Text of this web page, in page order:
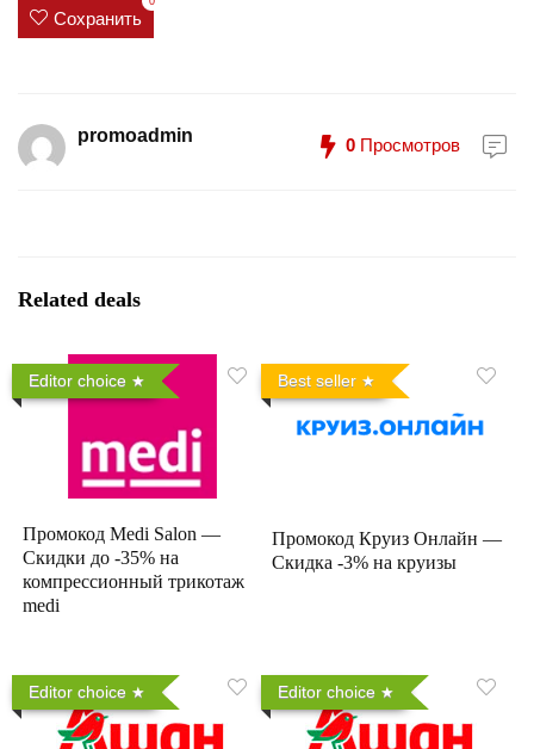
Сохранить
promoadmin 0 Просмотров
Related deals
Editor choice
Промокод Medi Salon —
Скидки до -35% на
компрессионный трикотаж
medi
Best seller
Промокод Круиз Онлайн —
Скидка -3% на круизы
Editor choice Editor choice